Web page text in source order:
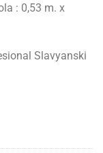
: 0,53 m. x
Slavyanski
si domitor, 5554-